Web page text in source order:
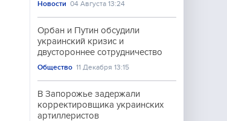
Новости 04 Августа 13:24
Орбан и Путин обсудили
украинский кризис и
двустороннее сотрудничество
Общество 11 Декабря 13:15
В Запорожье задержали
корректировщика украинских
артиллеристов